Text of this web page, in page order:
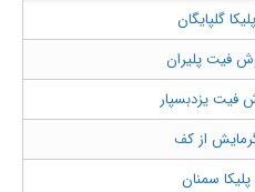
گلپایگان
فیت پلیران
فیت یزدبسپار
از کف
سمنان